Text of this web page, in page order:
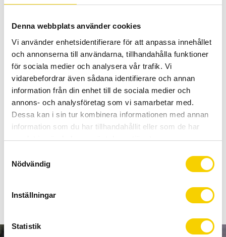
Denna webbplats använder cookies
Vi använder enhetsidentifierare för att anpassa innehållet
och annonserna till användarna, tillhandahålla funktioner
för sociala medier och analysera vår trafik. Vi
vidarebefordrar även sådana identifierare och annan
information från din enhet till de sociala medier och
annons- och analysföretag som vi samarbetar med.
Dessa kan i sin tur kombinera informationen med annan
information som du har tillhandahållit eller som de har
samlat in när du har använt deras tjänster.
k
Nödvändig
Inställningar
Statistik
+
-
BUY
Certifierad cykelservice & Shimano Service Center
Allt inom cykel på ett ställe
Kunnig personal och hög kundnöjdhet
Stock status
To order
Article SKU
ISMBCC11
SHIMANO STEPS BCC1-batteriladdarsladd är tillgänglig